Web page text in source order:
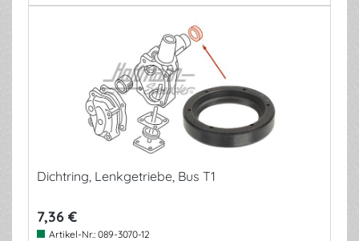
Dichtring, Lenkgetriebe, Bus T1
7,36 €
Artikel-Nr.: 089-3070-12